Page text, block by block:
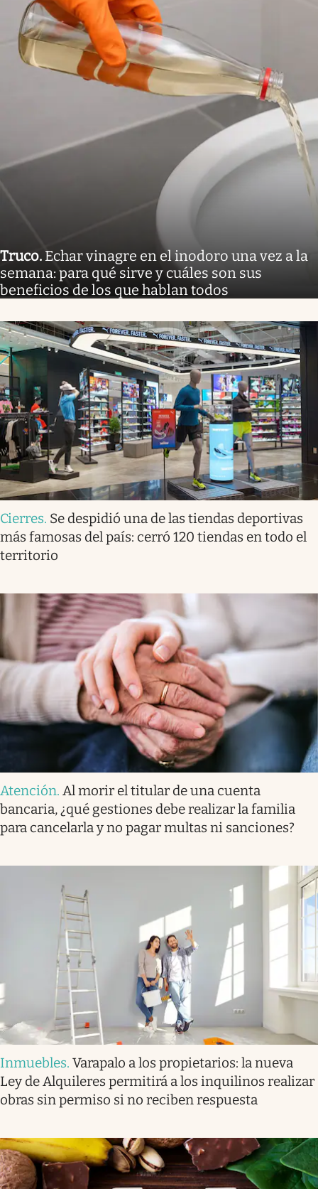
Truco. Echar vinagre en el inodoro una vez a la
semana: para qué sirve y cuáles son sus
beneficios de los que hablan todos
Cierres. Se despidió una de las tiendas deportivas
más famosas del país: cerró 120 tiendas en todo el
territorio
Atención. Al morir el titular de una cuenta
bancaria, ¿qué gestiones debe realizar la familia
para cancelarla y no pagar multas ni sanciones?
Inmuebles. Varapalo a los propietarios: la nueva
Ley de Alquileres permitirá a los inquilinos realizar
obras sin permiso si no reciben respuesta